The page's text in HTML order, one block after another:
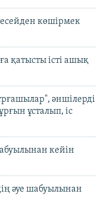
көшірмек
қатысты істі ашық
әншілерді
ұсталып, іс
кейін
әуе шабуылынан